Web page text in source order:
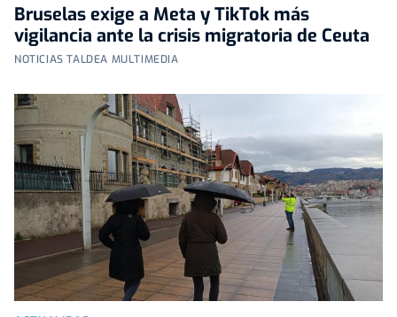
Bruselas exige a Meta y TikTok más
vigilancia ante la crisis migratoria de Ceuta
NOTICIAS TALDEA MULTIMEDIA